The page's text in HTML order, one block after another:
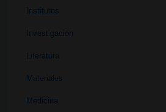
Institutos
Investigación
Literatura
Materiales
Medicina